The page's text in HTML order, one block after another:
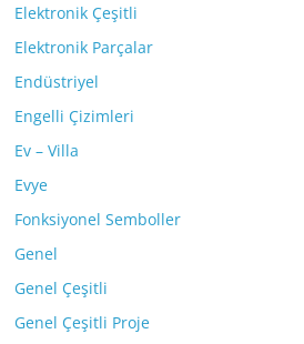
Elektronik Çeşitli
Elektronik Parçalar
Endüstriyel
Engelli Çizimleri
Ev – Villa
Evye
Fonksiyonel Semboller
Genel
Genel Çeşitli
Genel Çeşitli Proje